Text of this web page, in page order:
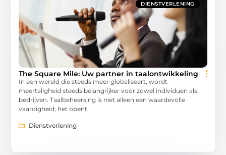
DIENSTVERLENING
The Square Mile: Uw partner in taalontwikkeling
In een wereld die steeds meer globaliseert, wordt
meertaligheid steeds belangrijker voor zowel individuen als
bedrijven. Taalbeheersing is niet alleen een waardevolle
vaardigheid; het opent
Dienstverlening